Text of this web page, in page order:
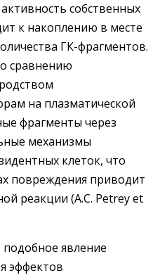
собственных
к накоплению в месте
ГК-фрагментов.
сравнению
на плазматической
фрагменты через
механизмы
клеток, что
повреждения приводит
реакции (A.C. Petrey et
подобное явление
эффектов